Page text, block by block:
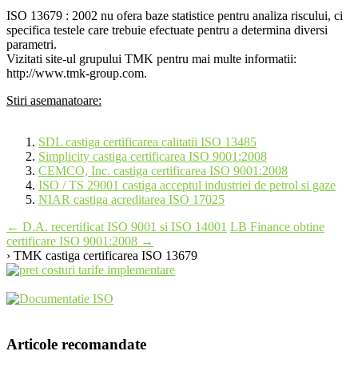
ISO 13679 : 2002 nu ofera baze statistice pentru analiza riscului, ci
specifica testele care trebuie efectuate pentru a determina diversi
parametri.
Vizitati site-ul grupului TMK pentru mai multe informatii:
http://www.tmk-group.com.
Stiri asemanatoare:
SDL castiga certificarea calitatii ISO 13485
Simplicity castiga certificarea ISO 9001:2008
CEMCO, Inc. castiga certificarea ISO 9001:2008
ISO / TS 29001 castiga acceptul industriei de petrol si gaze
NIAR castiga acreditarea ISO 17025
Post
navigation
← D.A. recertificat ISO 9001 si ISO 14001 LB Finance obtine
certificare ISO 9001:2008 →
› TMK castiga certificarea ISO 13679
Articole recomandate